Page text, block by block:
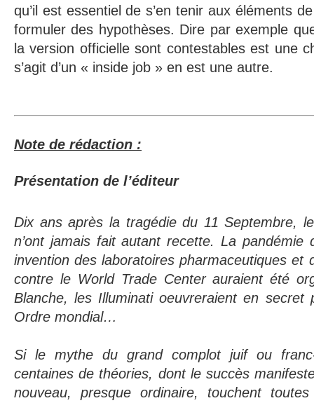
qu’il est essentiel de s’en tenir aux éléments
formuler des hypothèses. Dire par exemple
la version officielle sont contestables est une
s’agit d’un « inside job » en est une autre.
Note de rédaction :
Présentation de l’éditeur
Dix ans après la tragédie du 11 Septembre,
n’ont jamais fait autant recette. La pandémie
invention des laboratoires pharmaceutiques et
contre le World Trade Center auraient été
Blanche, les Illuminati oeuvreraient en secret
Ordre mondial…
Si le mythe du grand complot juif ou
centaines de théories, dont le succès
nouveau, presque ordinaire, touchent